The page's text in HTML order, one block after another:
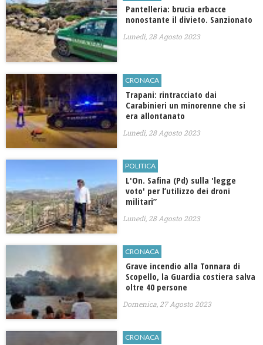
Pantelleria: brucia erbacce
nonostante il divieto. Sanzionato
Lunedì, 28 Agosto 2023
CRONACA
Trapani: rintracciato dai
Carabinieri un minorenne che si
era allontanato
Lunedì, 28 Agosto 2023
POLITICA
L'On. Safina (Pd) sulla 'legge
voto' per l’utilizzo dei droni
militari”
Lunedì, 28 Agosto 2023
CRONACA
Grave incendio alla Tonnara di
Scopello, la Guardia costiera salva
oltre 40 persone
Domenica, 27 Agosto 2023
CRONACA